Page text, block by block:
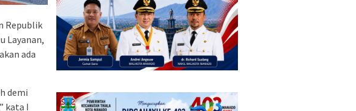
Republik
Layanan,
ada
demi
kata I